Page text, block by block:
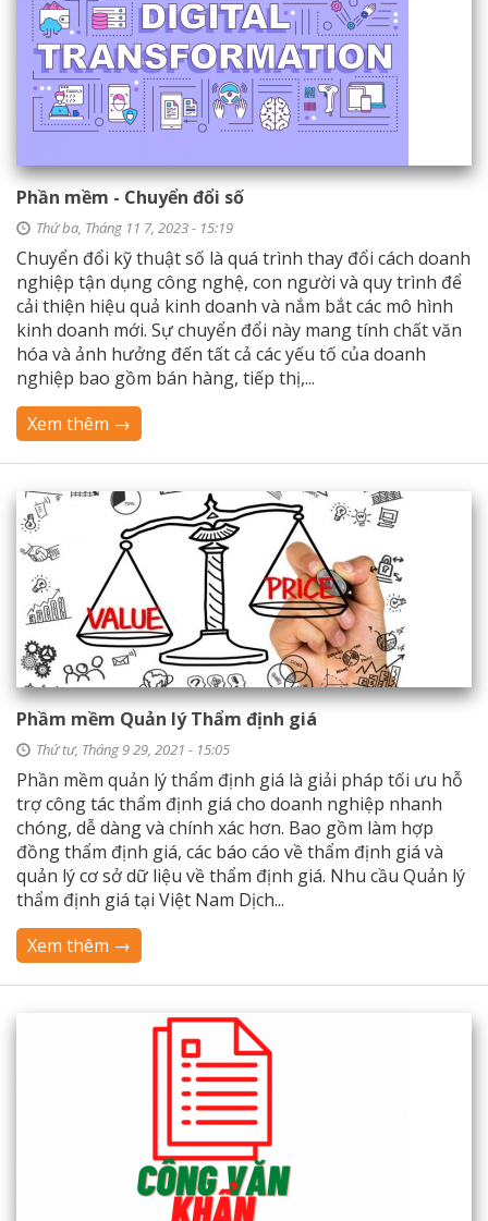
Phần mềm - Chuyển đổi số
Thứ ba, Tháng 11 7, 2023 - 15:19
Chuyển đổi kỹ thuật số là quá trình thay đổi cách doanh
nghiệp tận dụng công nghệ, con người và quy trình để
cải thiện hiệu quả kinh doanh và nắm bắt các mô hình
kinh doanh mới. Sự chuyển đổi này mang tính chất văn
hóa và ảnh hưởng đến tất cả các yếu tố của doanh
nghiệp bao gồm bán hàng, tiếp thị,...
Xem thêm →
Phầm mềm Quản lý Thẩm định giá
Thứ tư, Tháng 9 29, 2021 - 15:05
Phần mềm quản lý thẩm định giá là giải pháp tối ưu hỗ
trợ công tác thẩm định giá cho doanh nghiệp nhanh
chóng, dễ dàng và chính xác hơn. Bao gồm làm hợp
đồng thẩm định giá, các báo cáo về thẩm định giá và
quản lý cơ sở dữ liệu về thẩm định giá. Nhu cầu Quản lý
thẩm định giá tại Việt Nam Dịch...
Xem thêm →